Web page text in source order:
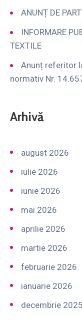
ANUNȚ DE
INFORMARE
TEXTILE
Anunț referitor
normativ Nr.
Arhivă
august 2026
iulie 2026
iunie 2026
mai 2026
aprilie 2026
martie 2026
februarie 2026
ianuarie 2026
decembrie 2025